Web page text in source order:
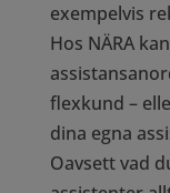
exempelvis
Hos NÄRA
flexkund –
dina egna
Oavsett vad